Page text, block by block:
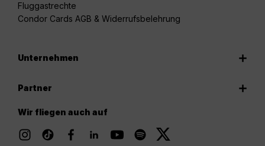
Fluggastrechte
Condor Cards AGB & Widerrufsbelehrung
Unternehmen
Partner
Wir fliegen auch auf